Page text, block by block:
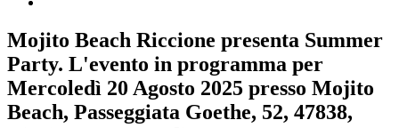
Mojito Beach Riccione presenta Summer
Party. L'evento in programma per
Mercoledì 20 Agosto 2025 presso Mojito
Beach, Passeggiata Goethe, 52, 47838,